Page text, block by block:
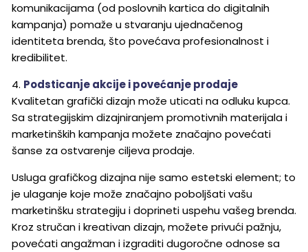
komunikacijama (od poslovnih kartica do digitalnih
kampanja) pomaže u stvaranju ujednačenog
identiteta brenda, što povećava profesionalnost i
kredibilitet.
4. Podsticanje akcije i povećanje prodaje
Kvalitetan grafički dizajn može uticati na odluku kupca.
Sa strategijskim dizajniranjem promotivnih materijala i
marketinških kampanja možete značajno povećati
šanse za ostvarenje ciljeva prodaje.
Usluga grafičkog dizajna nije samo estetski element; to
je ulaganje koje može značajno poboljšati vašu
marketinšku strategiju i doprineti uspehu vašeg brenda.
Kroz stručan i kreativan dizajn, možete privući pažnju,
povećati angažman i izgraditi dugoročne odnose sa